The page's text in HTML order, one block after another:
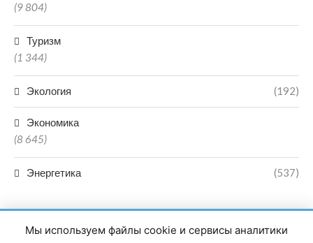
(9 804)
Туризм
(1 344)
Экология (192)
Экономика
(8 645)
Энергетика (537)
Мы используем файлы cookie и сервисы аналитики